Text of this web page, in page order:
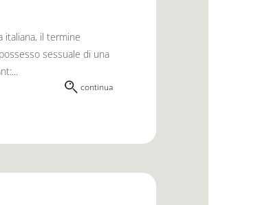
italiana, il termine
sessuale di una
continua